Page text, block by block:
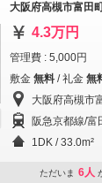
大阪府高槻市富田
4.3万円
管理費 : 5,000円
敷金 無料 / 礼金 無
大阪府高槻市
阪急京都線/富
1DK / 33.0m²
ただいま 6人